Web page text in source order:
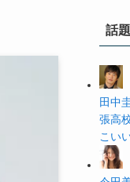
話
田中
張高
こい